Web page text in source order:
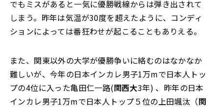
でもミスがあると一気に優勝戦線からは弾き出されて
しまう。昨年は気温が30度を超えたように、コンディ
ションによっては番狂わせが起こることもありえる。
また、関東以外の大学が優勝争いに絡むのはなかなか
難しいが、今年の日本インカレ男子1万mで日本人トッ
プの4位に入った亀田仁一路(関西大3年) 、昨年の日本
インカレ男子1万mで日本人トップ５位の上田颯汰（関